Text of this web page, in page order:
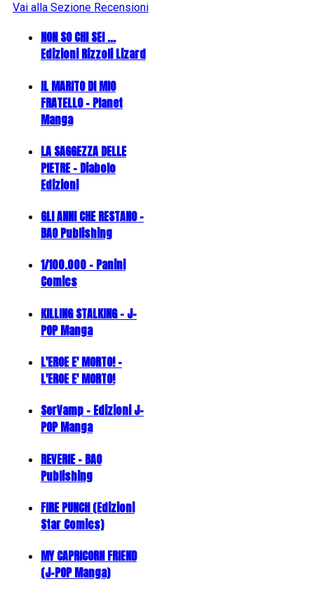
Vai alla Sezione Recensioni
NON SO CHI SEI ...
Edizioni Rizzoli Lizard
IL MARITO DI MIO
FRATELLO - Planet
Manga
LA SAGGEZZA DELLE
PIETRE - Diabolo
Edizioni
GLI ANNI CHE RESTANO -
BAO Publishing
1/100.000 - Panini
Comics
KILLING STALKING - J-
POP Manga
L'EROE E' MORTO! -
L'EROE E' MORTO!
SerVamp - Edizioni J-
POP Manga
REVERIE - BAO
Publishing
FIRE PUNCH (Edizioni
Star Comics)
MY CAPRICORN FRIEND
(J-POP Manga)